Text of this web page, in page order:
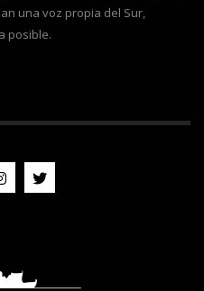
una voz propia del Sur,
posible.